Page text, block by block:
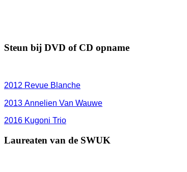
Steun bij DVD of CD opname
2012 Revue Blanche
2013 Annelien Van Wauwe
2016 Kugoni Trio
Laureaten van de SWUK